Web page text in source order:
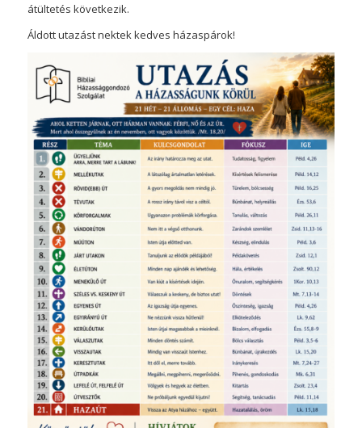
átültetés következik.
Áldott utazást nektek kedves házaspárok!